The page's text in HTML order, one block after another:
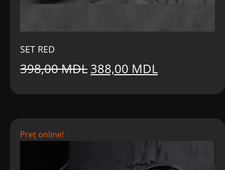
SET RED
398,00MDL Prețul
398,00 MDL.
388,00 MDLPrețul
388,00
Preț online!